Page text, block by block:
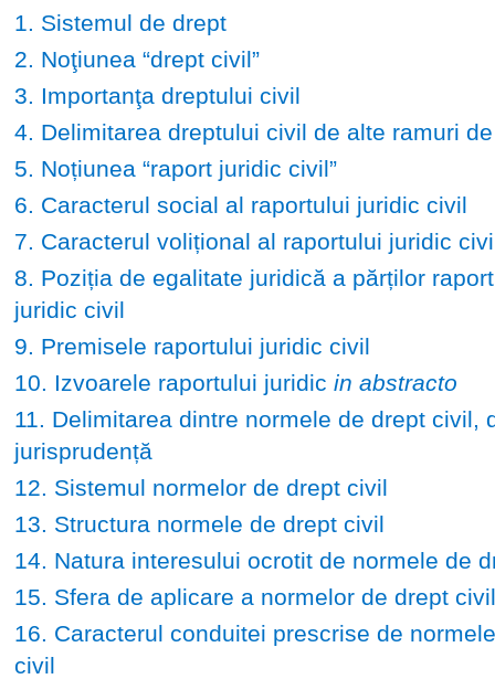
1. Sistemul de drept
2. Noţiunea “drept civil”
3. Importanţa dreptului civil
4. Delimitarea dreptului civil de alte ramuri
5. Noțiunea “raport juridic civil”
6. Caracterul social al raportului juridic civil
7. Caracterul volițional al raportului juridic
8. Poziția de egalitate juridică a părților
juridic civil
9. Premisele raportului juridic civil
10. Izvoarele raportului juridic in abstracto
11. Delimitarea dintre normele de drept civil,
jurisprudență
12. Sistemul normelor de drept civil
13. Structura normele de drept civil
14. Natura interesului ocrotit de normele de
15. Sfera de aplicare a normelor de drept civil
16. Caracterul conduitei prescrise de
civil